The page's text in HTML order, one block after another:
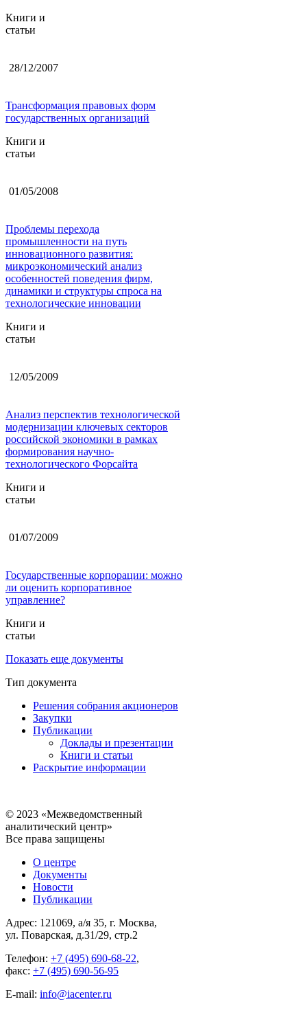
Книги и
статьи
28/12/2007
Трансформация правовых форм
государственных организаций
Книги и
статьи
01/05/2008
Проблемы перехода
промышленности на путь
инновационного развития:
микроэкономический анализ
особенностей поведения фирм,
динамики и структуры спроса на
технологические инновации
Книги и
статьи
12/05/2009
Анализ перспектив технологической
модернизации ключевых секторов
российской экономики в рамках
формирования научно-
технологического Форсайта
Книги и
статьи
01/07/2009
Государственные корпорации: можно
ли оценить корпоративное
управление?
Книги и
статьи
Показать еще документы
Тип документа
Решения собрания акционеров
Закупки
Публикации
Доклады и презентации
Книги и статьи
Раскрытие информации
© 2023 «Межведомственный
аналитический центр»
Все права защищены
О центре
Документы
Новости
Публикации
Адрес: 121069, а/я 35, г. Москва,
ул. Поварская, д.31/29, стр.2
Телефон: +7 (495) 690-68-22,
факс: +7 (495) 690-56-95
E-mail: info@iacenter.ru